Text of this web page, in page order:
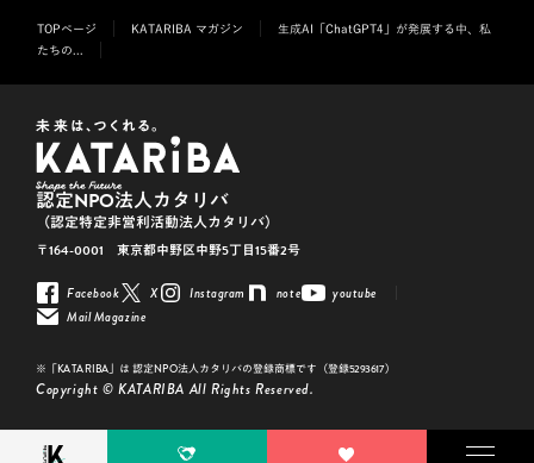
TOPページ KATARIBA マガジン
生成AI「ChatGPT4」が発展する中、私
たちの...
Facebook X Instagram note
youtube
Mail Magazine
認定NPO法人カタリバ
（認定特定非営利活動法人カタリバ）
〒164-0001 東京都中野区中野5丁目15番2号
※「KATARIBA」は 認定NPO法人カタリバの登録商標です（登録5293617）
Copyright © KATARIBA All Rights Reserved.